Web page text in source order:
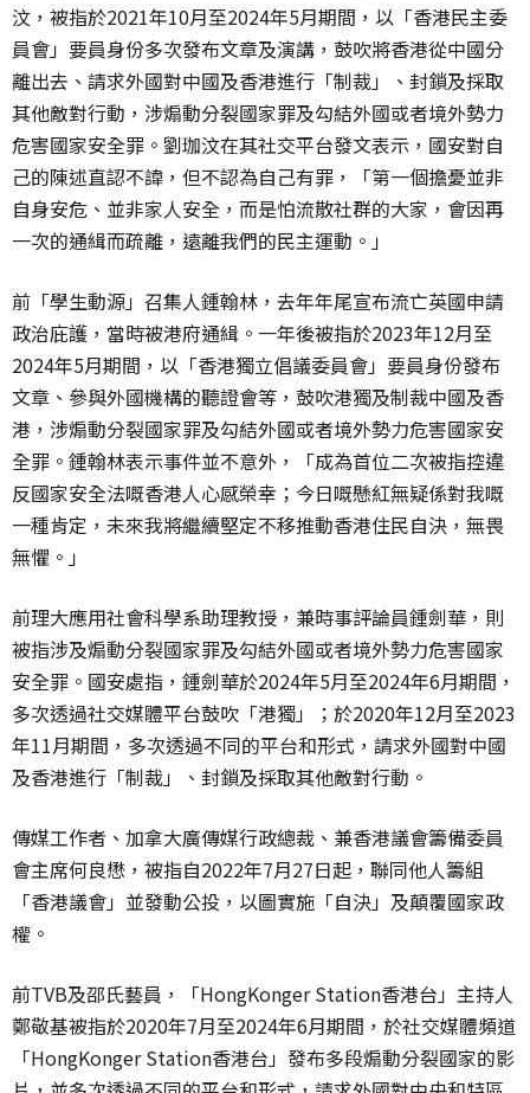
汶，被指於2021年10月至2024年5月期間，以「香港民主委
員會」要員身份多次發布文章及演講，鼓吹將香港從中國分
離出去、請求外國對中國及香港進行「制裁」、封鎖及採取
其他敵對行動，涉煽動分裂國家罪及勾結外國或者境外勢力
危害國家安全罪。劉珈汶在其社交平台發文表示，國安對自
己的陳述直認不諱，但不認為自己有罪，「第一個擔憂並非
自身安危、並非家人安全，而是怕流散社群的大家，會因再
一次的通緝而疏離，遠離我們的民主運動。」
前「學生動源」召集人鍾翰林，去年年尾宣布流亡英國申請
政治庇護，當時被港府通緝。一年後被指於2023年12月至
2024年5月期間，以「香港獨立倡議委員會」要員身份發布
文章、參與外國機構的聽證會等，鼓吹港獨及制裁中國及香
港，涉煽動分裂國家罪及勾結外國或者境外勢力危害國家安
全罪。鍾翰林表示事件並不意外，「成為首位二次被指控違
反國家安全法嘅香港人心感榮幸；今日嘅懸紅無疑係對我嘅
一種肯定，未來我將繼續堅定不移推動香港住民自決，無畏
無懼。」
前理大應用社會科學系助理教授，兼時事評論員鍾劍華，則
被指涉及煽動分裂國家罪及勾結外國或者境外勢力危害國家
安全罪。國安處指，鍾劍華於2024年5月至2024年6月期間，
多次透過社交媒體平台鼓吹「港獨」；於2020年12月至2023
年11月期間，多次透過不同的平台和形式，請求外國對中國
及香港進行「制裁」、封鎖及採取其他敵對行動。
傳媒工作者、加拿大廣傳媒行政總裁、兼香港議會籌備委員
會主席何良懋，被指自2022年7月27日起，聯同他人籌組
「香港議會」並發動公投，以圖實施「自決」及顛覆國家政
權。
前TVB及邵氏藝員，「HongKonger Station香港台」主持人
鄭敬基被指於2020年7月至2024年6月期間，於社交媒體頻道
「HongKonger Station香港台」發布多段煽動分裂國家的影